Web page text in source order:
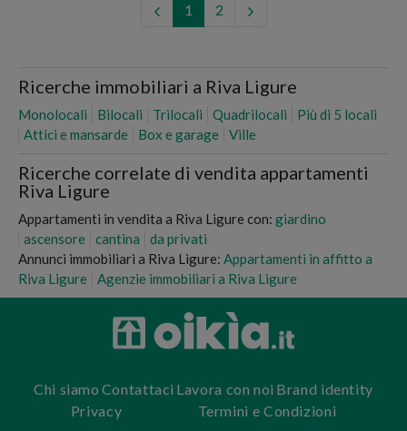
1 2
Ricerche immobiliari a Riva Ligure
Monolocali Bilocali Trilocali Quadrilocali
Più di 5 locali
Attici e mansarde
Box e garage Ville
Ricerche correlate di vendita appartamenti
Riva Ligure
Appartamenti in vendita a Riva Ligure con: giardino
ascensore
cantina
da privati
Annunci immobiliari a Riva Ligure: Appartamenti in affitto a
Riva Ligure
Agenzie immobiliari a Riva Ligure
Chi siamo Contattaci Lavora con noi Brand identity
Privacy
Termini e Condizioni